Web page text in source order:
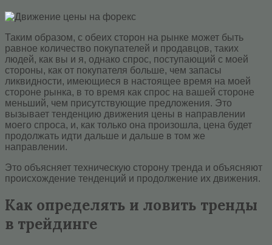
Таким образом, с обеих сторон на рынке может быть
равное количество покупателей и продавцов, таких
людей, как вы и я, однако спрос, поступающий с моей
стороны, как от покупателя больше, чем запасы
ликвидности, имеющиеся в настоящее время на моей
стороне рынка, в то время как спрос на вашей стороне
меньший, чем присутствующие предложения. Это
вызывает тенденцию движения цены в направлении
моего спроса, и, как только она произошла, цена будет
продолжать идти дальше и дальше в том же
направлении.
Это объясняет техническую сторону тренда и объясняют
происхождение тенденций и продолжение их движения.
Как определять и ловить тренды
в трейдинге